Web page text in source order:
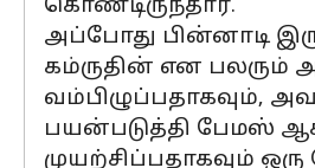
கொண்டிருந்தார்.
அப்போது பின்னாடி
கம்ருதின் என பலரும்
வம்பிழுப்பதாகவும்,
பயன்படுத்தி பேமஸ்
முயற்சிப்பதாகவும் ஒரு